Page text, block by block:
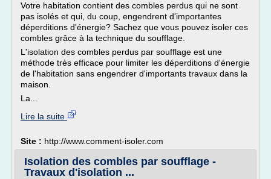
Votre habitation contient des combles perdus qui ne sont
pas isolés et qui, du coup, engendrent d'importantes
déperditions d'énergie? Sachez que vous pouvez isoler ces
combles grâce à la technique du soufflage.
L'isolation des combles perdus par soufflage est une
méthode très efficace pour limiter les déperditions d'énergie
de l'habitation sans engendrer d'importants travaux dans la
maison.
La...
Lire la suite
Site : http://www.comment-isoler.com
Isolation des combles par soufflage -
Travaux d'isolation ...